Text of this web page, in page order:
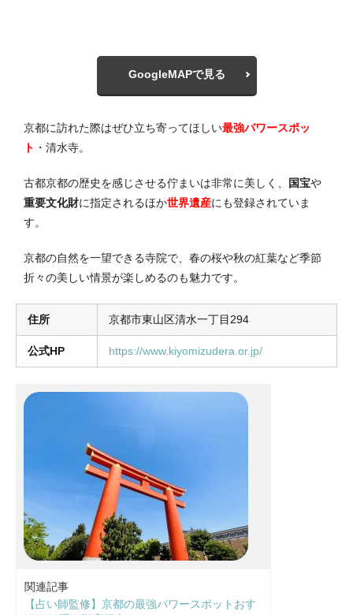
GoogleMAPで見る
京都に訪れた際はぜひ立ち寄ってほしい最強パワースポッ
ト ・清水寺。
古都京都の歴史を感じさせる佇まいは非常に美しく、 国宝や
重要文化財に指定されるほか世界遺産にも登録されていま
す。
京都の自然を一望できる寺院で、春の桜や秋の紅葉など季節
折々の美しい情景が楽しめるのも魅力です。
住所 京都市東山区清水一丁目294
公式HP https://www.kiyomizudera.or.jp/
関連記事
【占い師監修】京都の最強パワースポットおす